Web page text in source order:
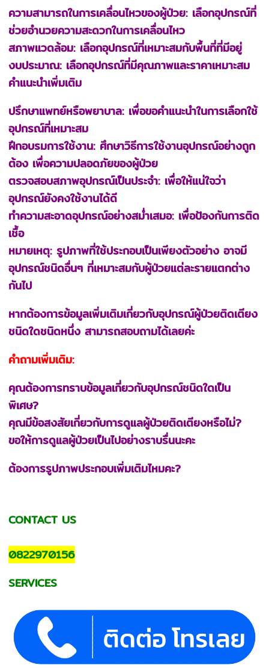
ความสามารถในการเคลื่อนไหวของผู้ป่วย: เลือกอุปกรณ์ที่
ช่วยอำนวยความสะดวกในการเคลื่อนไหว
สภาพแวดล้อม: เลือกอุปกรณ์ที่เหมาะสมกับพื้นที่ที่มีอยู่
งบประมาณ: เลือกอุปกรณ์ที่มีคุณภาพและราคาเหมาะสม
คำแนะนำเพิ่มเติม
ปรึกษาแพทย์หรือพยาบาล: เพื่อขอคำแนะนำในการเลือกใช้
อุปกรณ์ที่เหมาะสม
ฝึกอบรมการใช้งาน: ศึกษาวิธีการใช้งานอุปกรณ์อย่างถูก
ต้อง เพื่อความปลอดภัยของผู้ป่วย
ตรวจสอบสภาพอุปกรณ์เป็นประจำ: เพื่อให้แน่ใจว่า
อุปกรณ์ยังคงใช้งานได้ดี
ทำความสะอาดอุปกรณ์อย่างสม่ำเสมอ: เพื่อป้องกันการติด
เชื้อ
หมายเหตุ: รูปภาพที่ใช้ประกอบเป็นเพียงตัวอย่าง อาจมี
อุปกรณ์ชนิดอื่นๆ ที่เหมาะสมกับผู้ป่วยแต่ละรายแตกต่าง
กันไป
หากต้องการข้อมูลเพิ่มเติมเกี่ยวกับอุปกรณ์ผู้ป่วยติดเตียง
ชนิดใดชนิดหนึ่ง สามารถสอบถามได้เลยค่ะ
คำถามเพิ่มเติม:
คุณต้องการทราบข้อมูลเกี่ยวกับอุปกรณ์ชนิดใดเป็น
พิเศษ?
คุณมีข้อสงสัยเกี่ยวกับการดูแลผู้ป่วยติดเตียงหรือไม่?
ขอให้การดูแลผู้ป่วยเป็นไปอย่างราบรื่นนะคะ
ต้องการรูปภาพประกอบเพิ่มเติมไหมคะ?
CONTACT US
0822970156
SERVICES